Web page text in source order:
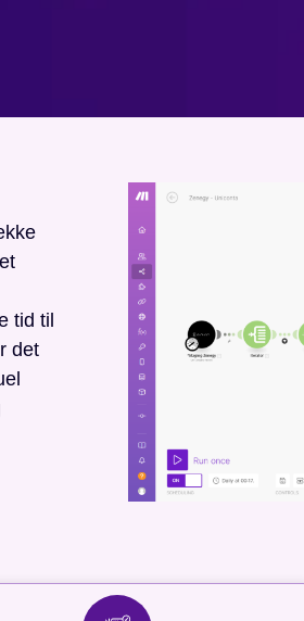
tid til
det